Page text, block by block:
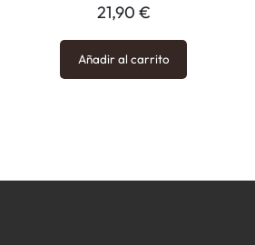
21,90 €
Añadir al carrito